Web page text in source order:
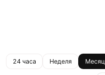
24 часа Неделя Месяц